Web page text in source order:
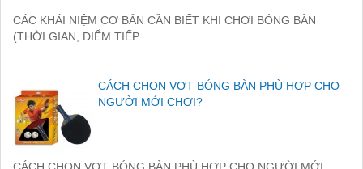
CÁC KHÁI NIỆM CƠ BẢN CẦN BIẾT KHI CHƠI BÓNG BÀN
(THỜI GIAN, ĐIỂM TIẾP...
CÁCH CHỌN VỢT BÓNG BÀN PHÙ HỢP CHO
NGƯỜI MỚI CHƠI?